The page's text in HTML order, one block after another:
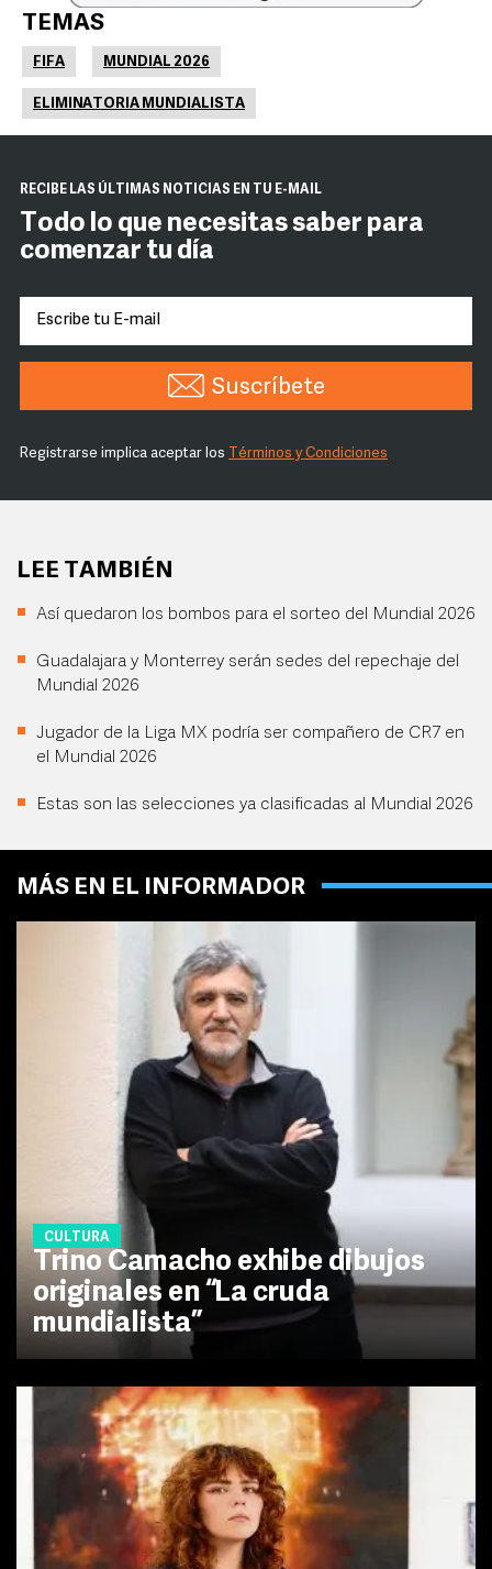
TEMAS
FIFA MUNDIAL 2026
ELIMINATORIA MUNDIALISTA
RECIBE LAS ÚLTIMAS NOTICIAS EN TU E-MAIL
Todo lo que necesitas saber para
comenzar tu día
Suscríbete
Registrarse implica aceptar los Términos y Condiciones
LEE TAMBIÉN
Así quedaron los bombos para el sorteo del Mundial 2026
Guadalajara y Monterrey serán sedes del repechaje del
Mundial 2026
Jugador de la Liga MX podría ser compañero de CR7 en
el Mundial 2026
Estas son las selecciones ya clasificadas al Mundial 2026
MÁS EN EL INFORMADOR
CULTURA
Trino Camacho exhibe dibujos
originales en “La cruda
mundialista”